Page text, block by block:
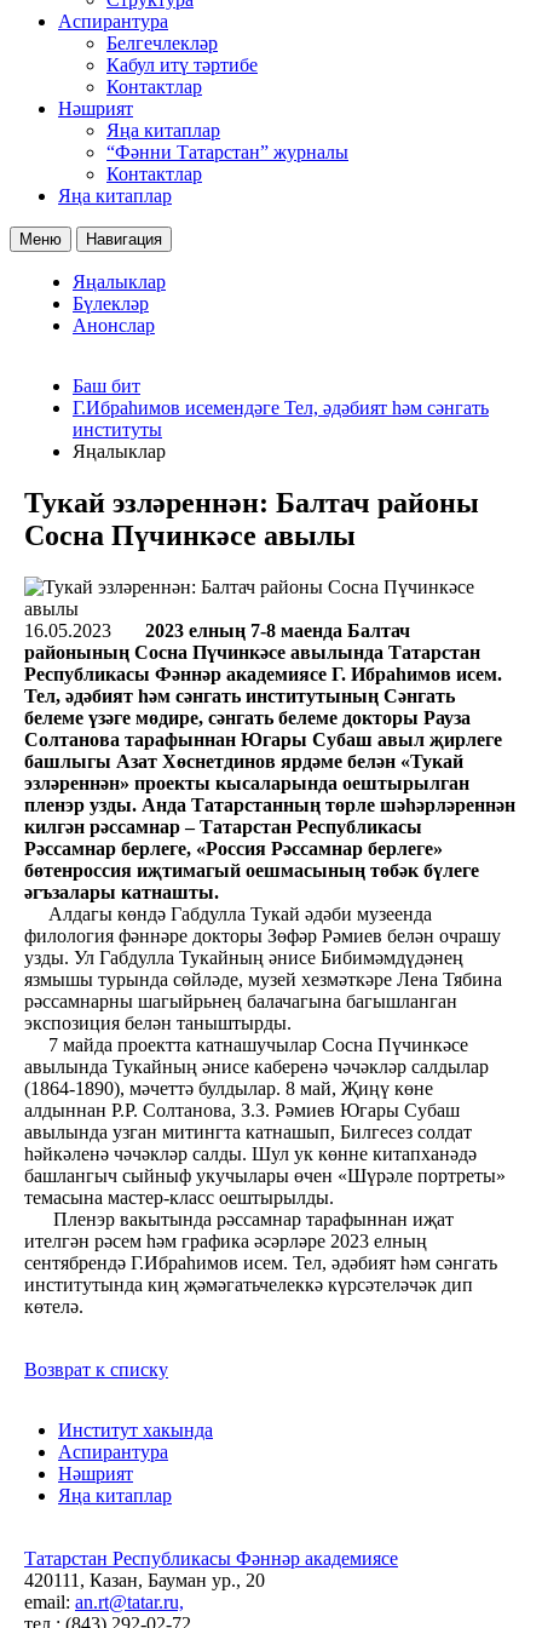
Аспирантура
Белгечлекләр
Кабул итү тәртибе
Контактлар
Нәшрият
Яңа китаплар
“Фәнни Татарстан” журналы
Контактлар
Яңа китаплар
Меню Навигация
Яңалыклар
Бүлекләр
Анонслар
Баш бит
Г.Ибраһимов исемендәге Тел, әдәбият һәм сәнгать
институты
Яңалыклар
Тукай эзләреннән: Балтач районы
Сосна Пүчинкәсе авылы
16.05.2023
2023 елның 7-8 маенда Балтач
районының Сосна Пүчинкәсе авылында Татарстан
Республикасы Фәннәр академиясе Г. Ибраһимов исем.
Тел, әдәбият һәм сәнгать институтының Сәнгать
белеме үзәге мөдире, сәнгать белеме докторы Рауза
Солтанова тарафыннан Югары Субаш авыл җирлеге
башлыгы Азат Хөснетдинов ярдәме белән «Тукай
эзләреннән» проекты кысаларында оештырылган
пленэр узды. Анда Татарстанның төрле шәһәрләреннән
килгән рәссамнар – Татарстан Республикасы
Рәссамнар берлеге, «Россия Рәссамнар берлеге»
бөтенроссия иҗтимагый оешмасының төбәк бүлеге
әгъзалары катнашты.
Алдагы көндә Габдулла Тукай әдәби музеенда
филология фәннәре докторы Зөфәр Рәмиев белән очрашу
узды. Ул Габдулла Тукайның әнисе Бибимәмдүдәнең
язмышы турында сөйләде, музей хезмәткәре Лена Тябина
рәссамнарны шагыйрьнең балачагына багышланган
экспозиция белән таныштырды.
7 майда проектта катнашучылар Сосна Пүчинкәсе
авылында Тукайның әнисе каберенә чәчәкләр салдылар
(1864-1890), мәчеттә булдылар. 8 май, Җиңү көне
алдыннан Р.Р. Солтанова, З.З. Рәмиев Югары Субаш
авылында узган митингта катнашып, Билгесез солдат
һәйкәленә чәчәкләр салды. Шул ук көнне китапханәдә
башлангыч сыйныф укучылары өчен «Шүрәле портреты»
темасына мастер-класс оештырылды.
Пленэр вакытында рәссамнар тарафыннан иҗат
ителгән рәсем һәм графика әсәрләре 2023 елның
сентябрендә Г.Ибраһимов исем. Тел, әдәбият һәм сәнгать
институтында киң җәмәгатьчелеккә күрсәтеләчәк дип
көтелә.
Возврат к списку
Институт хакында
Аспирантура
Нәшрият
Яңа китаплар
Татарстан Республикасы Фәннәр академиясе
420111, Казан, Бауман ур., 20
email: an.rt@tatar.ru,
тел.: (843) 292-02-72